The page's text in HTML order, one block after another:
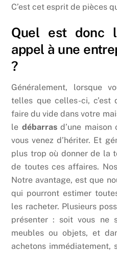
C’est cet esprit de pièces
Quel est donc
appel à une
?
Généralement, lorsque
telles que celles-ci, c’est
faire du vide dans votre
le débarrasd’une maison
vous venez d’hériter. Et
plus trop où donner de la
de toutes ces affaires.
Notre avantage, est que
qui pourront estimer
les racheter. Plusieurs
présenter : soit vous ne
meubles ou objets, et
achetons immédiatement,